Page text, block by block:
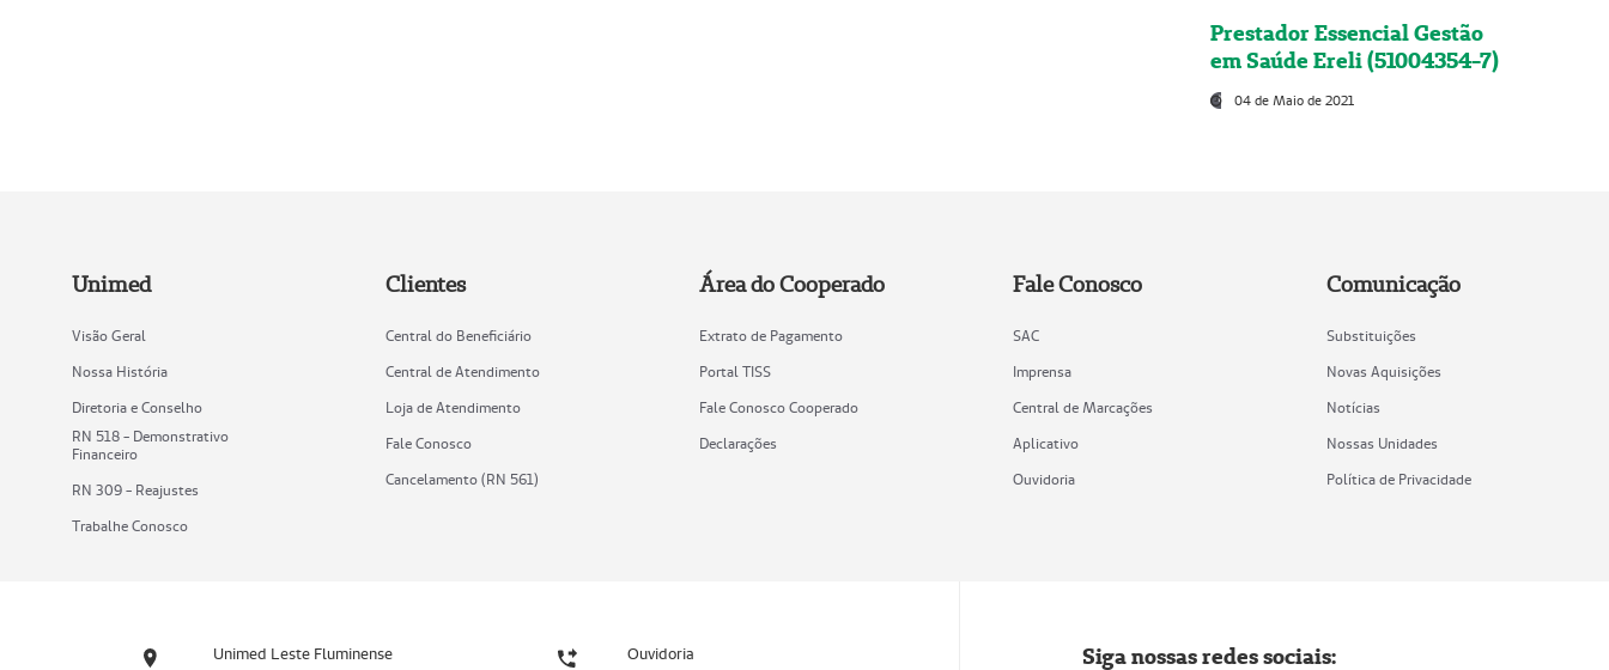
Prestador Essencial Gestão
em Saúde Ereli (51004354-7)
04 de Maio de 2021
Unimed
Visão Geral
Nossa História
Diretoria e Conselho
RN 518 - Demonstrativo
Financeiro
RN 309 - Reajustes
Trabalhe Conosco
Clientes
Central do Beneficiário
Central de Atendimento
Loja de Atendimento
Fale Conosco
Cancelamento (RN 561)
Área do Cooperado
Extrato de Pagamento
Portal TISS
Fale Conosco Cooperado
Declarações
Fale Conosco
SAC
Imprensa
Central de Marcações
Aplicativo
Ouvidoria
Comunicação
Substituições
Novas Aquisições
Notícias
Nossas Unidades
Política de Privacidade
Unimed Leste Fluminense Ouvidoria Siga nossas redes sociais: